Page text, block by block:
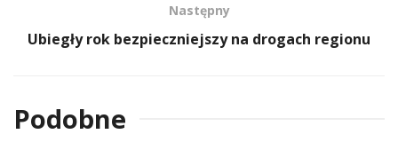
Następny
Ubiegły rok bezpieczniejszy na drogach regionu
Podobne